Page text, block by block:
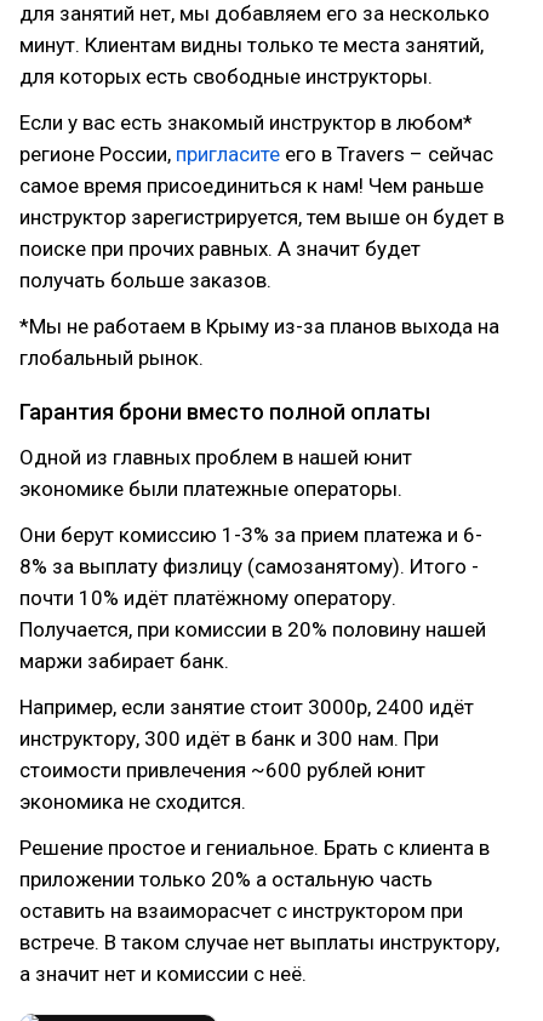
для занятий нет, мы добавляем его за несколько
минут. Клиентам видны только те места занятий,
для которых есть свободные инструкторы.
Если у вас есть знакомый инструктор в любом*
регионе России, пригласите его в Travers – сейчас
самое время присоединиться к нам! Чем раньше
инструктор зарегистрируется, тем выше он будет в
поиске при прочих равных. А значит будет
получать больше заказов.
*Мы не работаем в Крыму из-за планов выхода на
глобальный рынок.
Гарантия брони вместо полной оплаты
Одной из главных проблем в нашей юнит
экономике были платежные операторы.
Они берут комиссию 1-3% за прием платежа и 6-
8% за выплату физлицу (самозанятому). Итого -
почти 10% идёт платёжному оператору.
Получается, при комиссии в 20% половину нашей
маржи забирает банк.
Например, если занятие стоит 3000р, 2400 идёт
инструктору, 300 идёт в банк и 300 нам. При
стоимости привлечения ~600 рублей юнит
экономика не сходится.
Решение простое и гениальное. Брать с клиента в
приложении только 20% а остальную часть
оставить на взаиморасчет с инструктором при
встрече. В таком случае нет выплаты инструктору,
а значит нет и комиссии с неё.